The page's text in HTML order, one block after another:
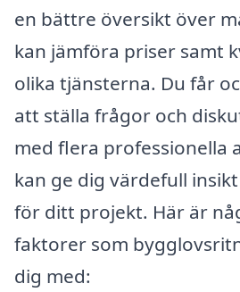
en bättre översikt över
kan jämföra priser samt
olika tjänsterna. Du får
att ställa frågor och
med flera professionella
kan ge dig värdefull
för ditt projekt. Här är
faktorer som
dig med: